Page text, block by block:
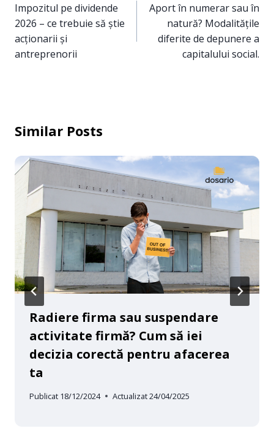
în
articole
Impozitul pe dividende
2026 – ce trebuie să știe
acționarii și
antreprenorii
Aport în numerar sau în
natură? Modalitățile
diferite de depunere a
capitalului social.
Similar Posts
Radiere firma sau suspendare
activitate firmă? Cum să iei
decizia corectă pentru afacerea
ta
Publicat 18/12/2024 Actualizat24/04/2025